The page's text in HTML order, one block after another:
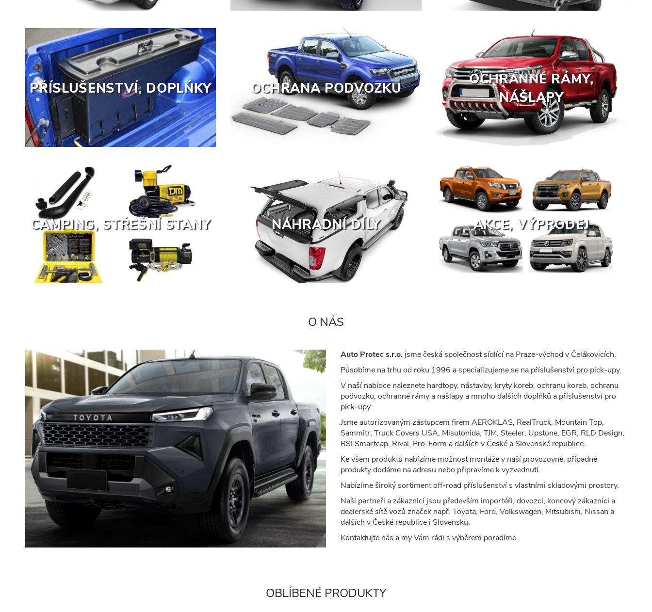
PŘÍSLUŠENSTVÍ, DOPLŇKY OCHRANA PODVOZKU
OCHRANNÉ RÁMY,
NÁŠLAPY
CAMPING, STŘEŠNÍ STANY NÁHRADNÍ DÍLY AKCE, VÝPRODEJ
O NÁS
Auto Protec s.r.o. jsme česká společnost sídlící na Praze-východ v Čelákovicích.
Působíme na trhu od roku 1996 a specializujeme se na příslušenství pro pick-upy.
V naší nabídce naleznete hardtopy, nástavby, kryty koreb, ochranu koreb, ochranu
podvozku, ochranné rámy a nášlapy a mnoho dalších doplňků a příslušenství pro
pick-upy.
Jsme autorizovaným zástupcem firem AEROKLAS, RealTruck, Mountain Top,
Sammitr, Truck Covers USA, Misutonida, TJM, Steeler, Upstone, EGR, RLD Design,
RSI Smartcap, Rival, Pro-Form a dalších v České a Slovenské republice.
Ke všem produktů nabízíme možnost montáže v naší provozovně, případně
produkty dodáme na adresu nebo připravíme k vyzvednutí.
Nabízíme široký sortiment off-road příslušenství s vlastními skladovými prostory.
Naši partneři a zákaznicí jsou především importéři, dovozci, koncový zákazníci a
dealerské sítě vozů značek např. Toyota, Ford, Volkswagen, Mitsubishi, Nissan a
dalších v České republice i Slovensku.
Kontaktujte nás a my Vám rádi s výběrem poradíme.
OBLÍBENÉ PRODUKTY